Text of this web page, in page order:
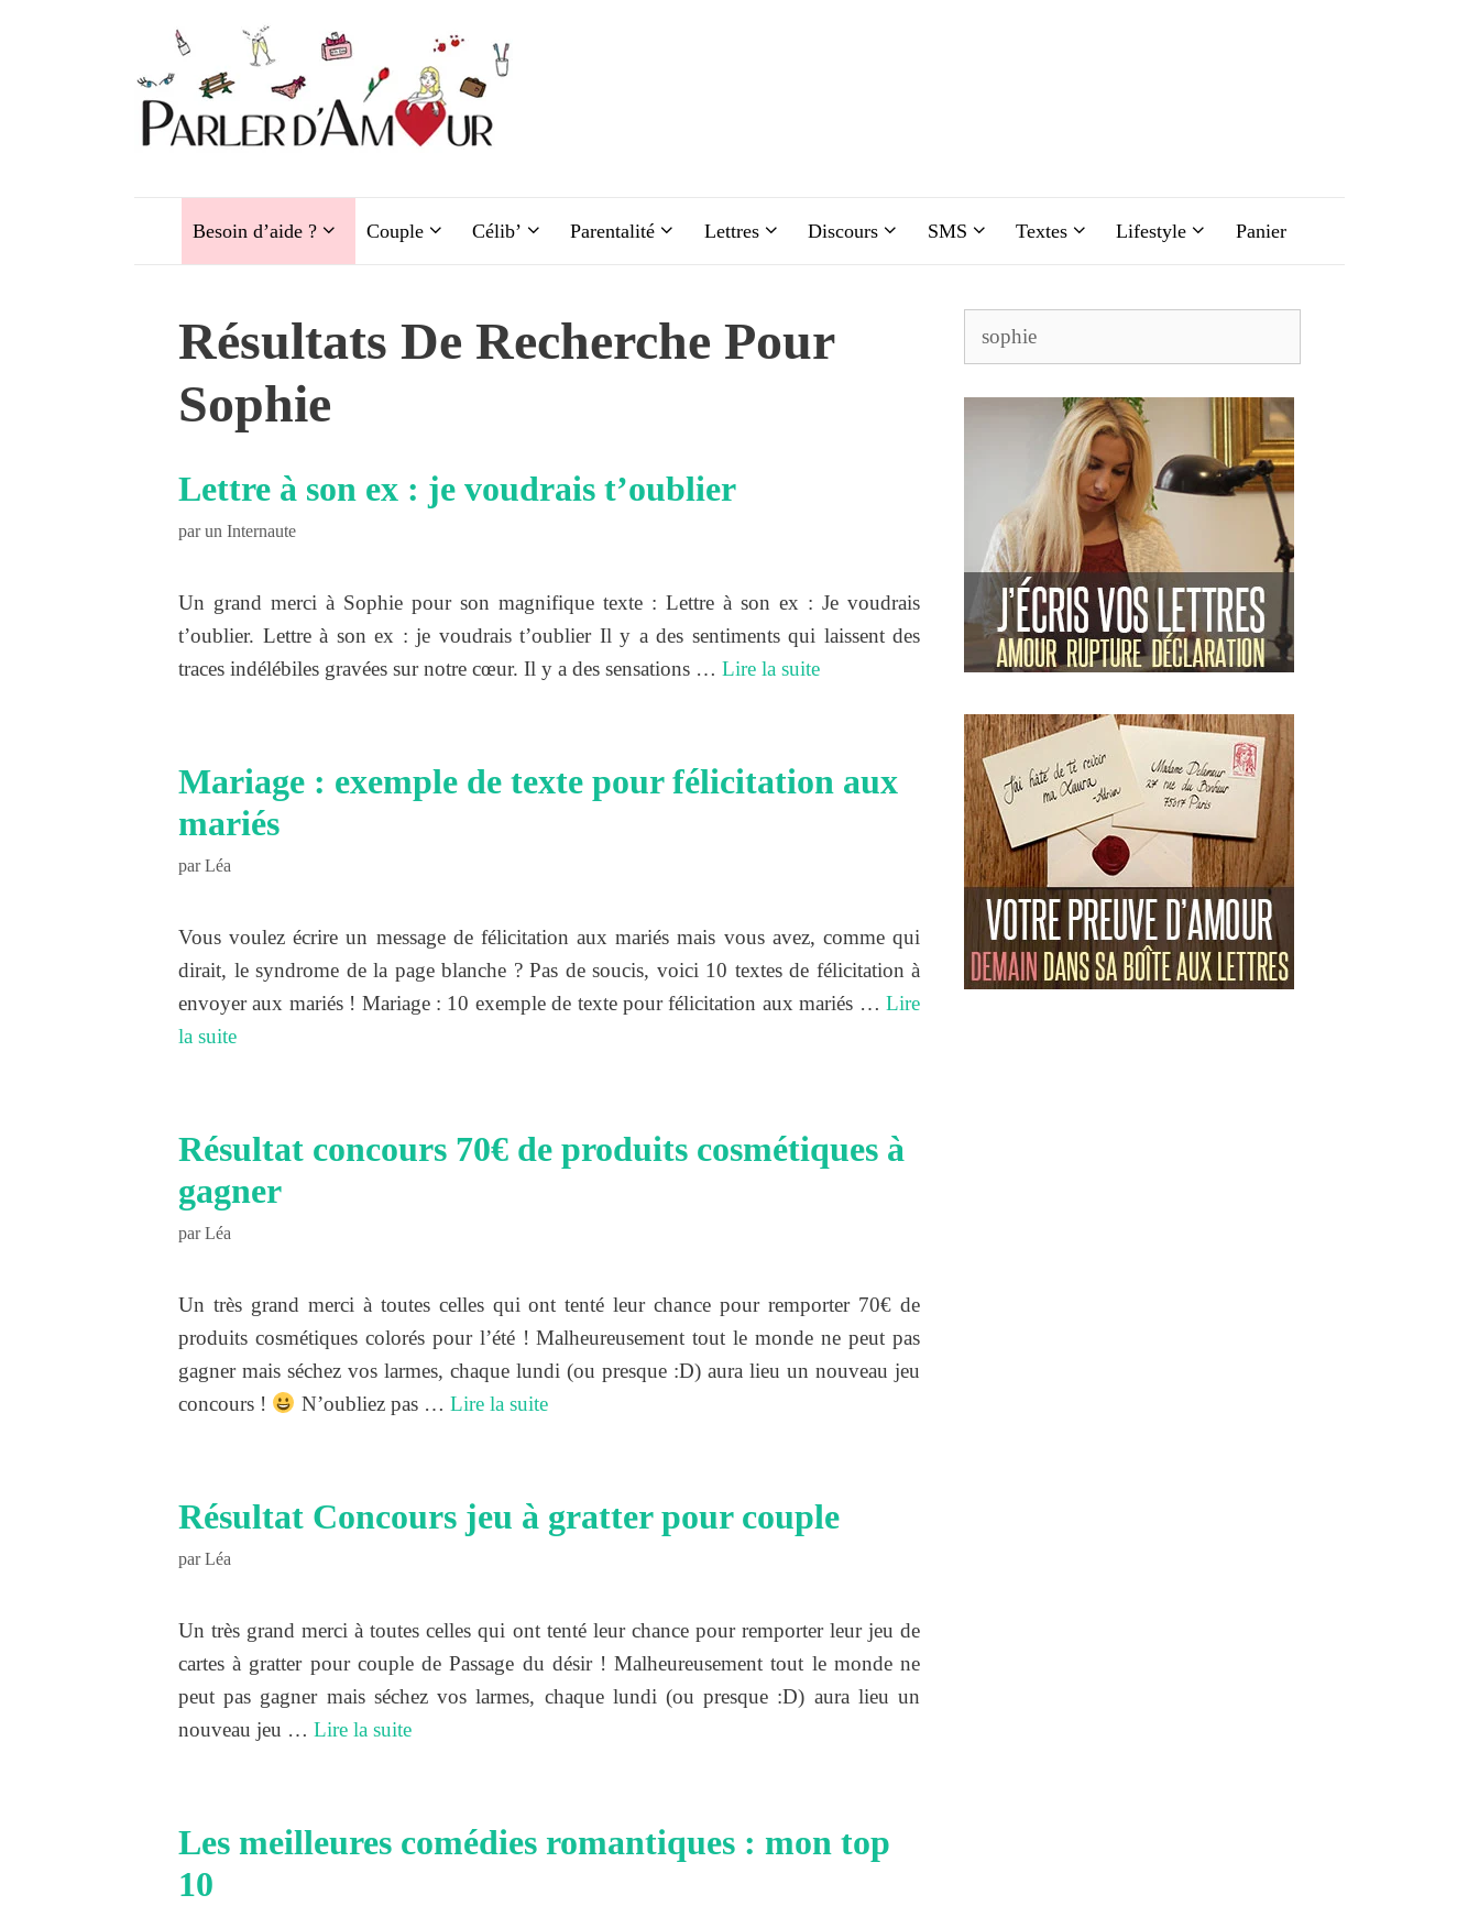
Besoin d’aide ? Couple Célib’ Parentalité Lettres Discours SMS Textes Lifestyle Panier
Résultats De Recherche Pour
Sophie
Lettre à son ex : je voudrais t’oublier
parun Internaute
Un grand merci à Sophie pour son magnifique texte : Lettre à son ex : Je voudrais
t’oublier. Lettre à son ex : je voudrais t’oublier Il y a des sentiments qui laissent des
traces indélébiles gravées sur notre cœur. Il y a des sensations … Lire la suite
Mariage : exemple de texte pour félicitation aux
mariés
parLéa
Vous voulez écrire un message de félicitation aux mariés mais vous avez, comme qui
dirait, le syndrome de la page blanche ? Pas de soucis, voici 10 textes de félicitation à
envoyer aux mariés ! Mariage : 10 exemple de texte pour félicitation aux mariés … Lire
la suite
Résultat concours 70€ de produits cosmétiques à
gagner
parLéa
Un très grand merci à toutes celles qui ont tenté leur chance pour remporter 70€ de
produits cosmétiques colorés pour l’été ! Malheureusement tout le monde ne peut pas
gagner mais séchez vos larmes, chaque lundi (ou presque :D) aura lieu un nouveau jeu
concours !
N’oubliez pas … Lire la suite
Résultat Concours jeu à gratter pour couple
parLéa
Un très grand merci à toutes celles qui ont tenté leur chance pour remporter leur jeu de
cartes à gratter pour couple de Passage du désir ! Malheureusement tout le monde ne
peut pas gagner mais séchez vos larmes, chaque lundi (ou presque :D) aura lieu un
nouveau jeu … Lire la suite
Les meilleures comédies romantiques : mon top
10